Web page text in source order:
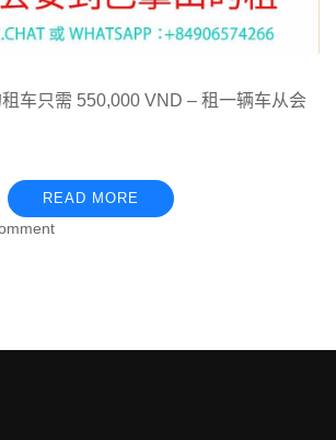
车只需 550,000 VND – 租一辆车从会
READ MORE
on